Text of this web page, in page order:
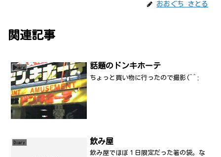
おおぐち さとる
関連記事
Diary 話題のドンキホーテ
ちょっと買い物に行ったので撮影(^^;
Diary 飲み屋
飲み屋でほぼ１日限定だった箸の袋。な